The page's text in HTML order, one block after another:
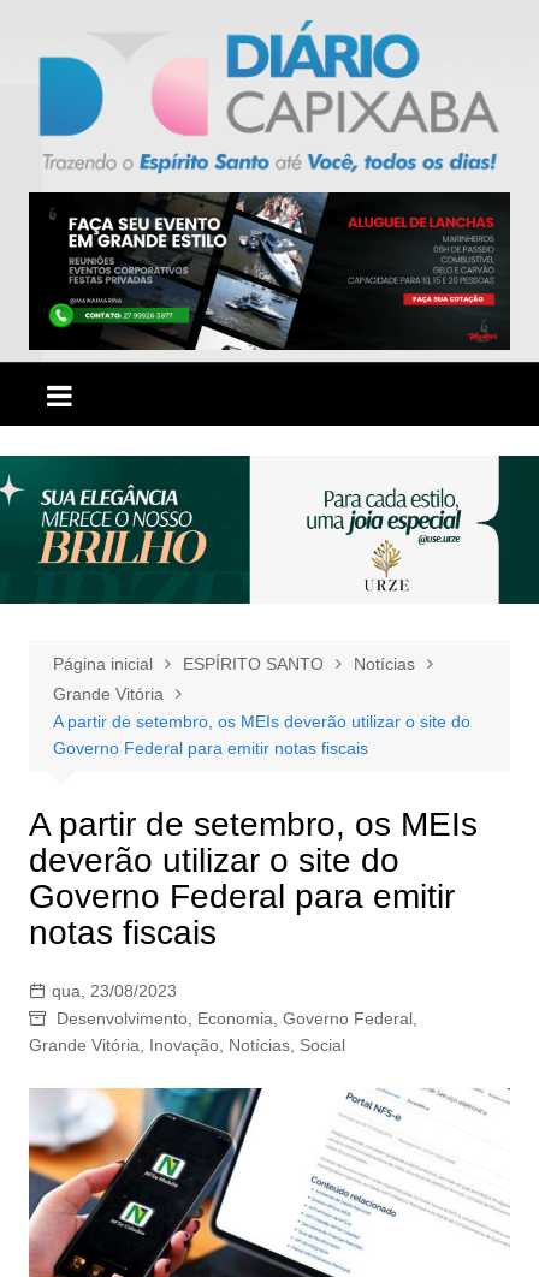
Página inicial ESPÍRITO SANTO
Notícias
Grande Vitória
A partir de setembro, os MEIs deverão utilizar o site do
Governo Federal para emitir notas fiscais
A partir de setembro, os MEIs
deverão utilizar o site do
Governo Federal para emitir
notas fiscais
qua, 23/08/2023
Desenvolvimento, Economia Governo Federal,
Grande Vitória
Inovação, Notícias, Social